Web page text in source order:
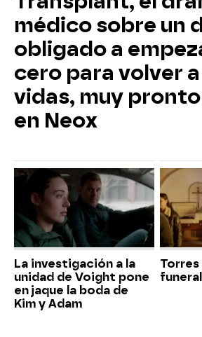
médico sobre un
obligado a
cero para volver
vidas, muy
en Neox
La investigación a la
unidad de Voight pone
en jaque la boda de
Kim y Adam
Torres